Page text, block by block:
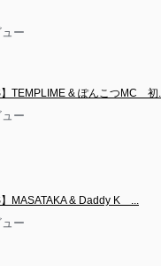
ー
】TEMPLIME & ぽんこつMC　初...
ー
】MASATAKA & Daddy K　...
ー